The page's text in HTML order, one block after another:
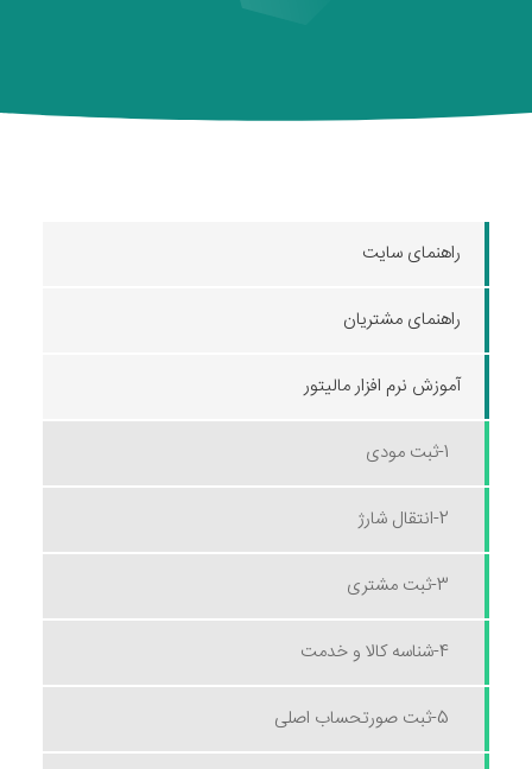
راهنمای سایت
راهنمای مشتریان
آموزش نرم افزار مالیتور
1-ثبت مودی
2-انتقال شارژ
3-ثبت مشتری
4-شناسه کالا و خدمت
5-ثبت صورتحساب اصلی